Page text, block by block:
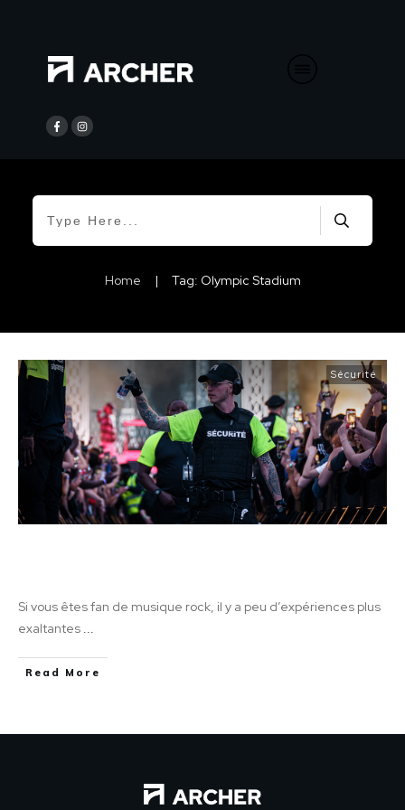
Home | Tag: Olympic Stadium
Sécurité
Si vous êtes fan de musique rock, il y a peu d’expériences plus
exaltantes ...
Read More